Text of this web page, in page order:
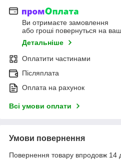
Ви отримаєте замовлення
або гроші повернуться на
Детальніше
Оплатити частинами
Післяплата
Оплата на рахунок
Всі умови оплати
Умови повернення
Повернення товару впродовж 14